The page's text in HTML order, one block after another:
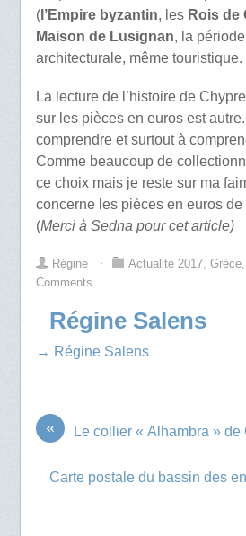
(l’Empire byzantin, les Rois de
Maison de Lusignan, la
architecturale, même touristique.
La lecture de l’histoire de
sur les pièces en euros est
comprendre et surtout à
Comme beaucoup de
ce choix mais je reste sur ma
concerne les pièces en euros de
(Merci à Sedna pour cet article)
Régine ⋅ Actualité 2017, Grèce,
Comments
Régine Salens
→ Régine Salens
« Le collier « Alhambra » de
Carte postale du bassin des